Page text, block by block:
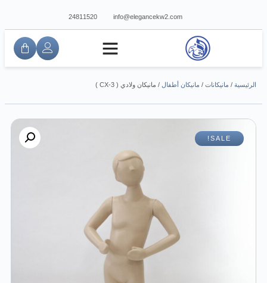
info@elegancekw2.com
24811520
الرئيسية / مانيكانات / مانيكان أطفال / مانيكان ولادي ( CX-3 )
SALE!